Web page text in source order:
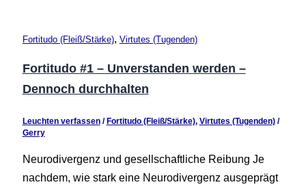
Fortitudo (Fleiß/Stärke), Virtutes (Tugenden)
Fortitudo #1 – Unverstanden werden –
Dennoch durchhalten
Leuchten verfassen / Fortitudo (Fleiß/Stärke), Virtutes (Tugenden)/
Gerry
Neurodivergenz und gesellschaftliche Reibung Je
nachdem, wie stark eine Neurodivergenz ausgeprägt